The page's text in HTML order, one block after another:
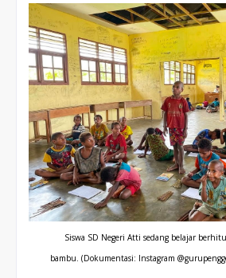
Siswa SD Negeri Atti sedang belajar
bambu. (Dokumentasi: Instagram